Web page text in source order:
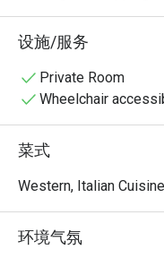
造的意式角落正等待
空气中回荡着愉悦的
卡纳、艾米利亚-罗马
这份地道的体验，更荣
大利款待品质认证）
无论您是想享用一顿快
晚，这里的体验都将令
地道的手工风味，从香
温馨而精致的氛围，宛
设施/服务
Private Room
Wheelchair
菜式
Western, Italian Cuisine
环境气氛